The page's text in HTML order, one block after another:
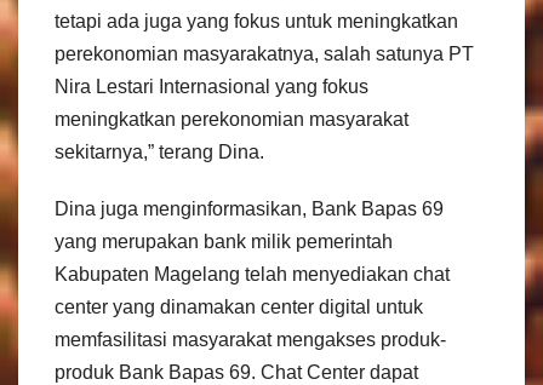
tetapi ada juga yang fokus untuk meningkatkan
perekonomian masyarakatnya, salah satunya PT
Nira Lestari Internasional yang fokus
meningkatkan perekonomian masyarakat
sekitarnya,” terang Dina.
Dina juga menginformasikan, Bank Bapas 69
yang merupakan bank milik pemerintah
Kabupaten Magelang telah menyediakan chat
center yang dinamakan center digital untuk
memfasilitasi masyarakat mengakses produk-
produk Bank Bapas 69. Chat Center dapat